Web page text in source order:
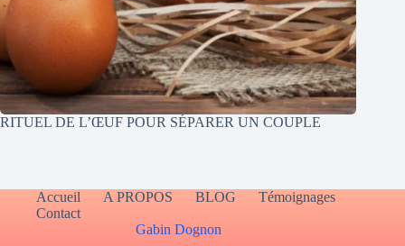
RITUEL DE L’ŒUF POUR SÉPARER UN COUPLE
Accueil A PROPOS BLOG
Témoignages
Contact
Gabin Dognon